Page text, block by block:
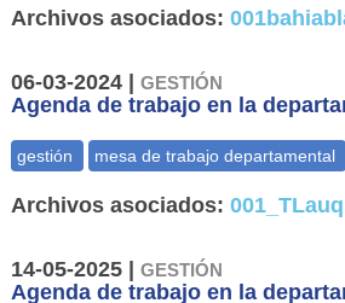
Archivos asociados:
06-03-2024 | GESTIÓN
Agenda de trabajo en la
Archivos asociados:
14-05-2025 | GESTIÓN
Agenda de trabajo en la